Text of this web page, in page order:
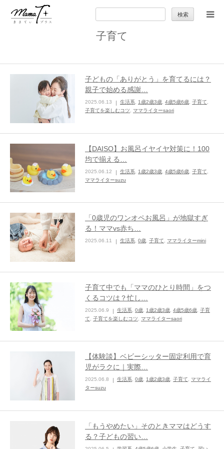
索:
子育て
子どもの「ありがとう」を育てるには？
親子で始める感謝…
2025.06.13 生活系 1歳2歳3歳 4歳5歳6歳 子育て
子育てを楽しむコツ
ママライターsaori
【DAISO】お風呂イヤイヤ対策に！100
均で揃える…
2025.06.12 生活系 1歳2歳3歳 4歳5歳6歳 子育て
ママライターsuzu
「0歳児のワンオペお風呂」が地獄すぎ
る！ママvs赤ち…
2025.06.11 生活系 0歳 子育て ママライターmini
子育て中でも「ママのひとり時間」をつ
くるコツは？忙し…
2025.06.9 生活系 0歳 1歳2歳3歳 4歳5歳6歳 子育
て
子育てを楽しむコツ ママライターsaori
【体験談】ベビーシッター固定利用で育
児がラクに｜実際…
2025.06.8 生活系 0歳 1歳2歳3歳 子育て
ママライ
ターsuzu
「もうやめたい」そのときママはどうす
る？子どもの習い…
セカンドキャリア
季節の行事やお出かけ
特集
ままてぃ編集部